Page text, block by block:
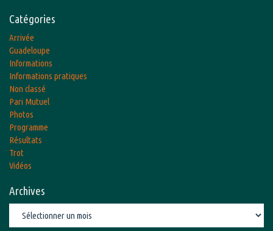
Catégories
Arrivée
Guadeloupe
Informations
Informations pratiques
Non classé
Pari Mutuel
Photos
Programme
Résultats
Trot
Vidéos
Archives